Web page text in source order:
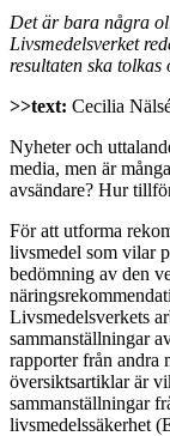
Det är bara några
Livsmedelsverket
resultaten ska
>>text: Cecilia
Nyheter och
media, men är
avsändare? Hur
För att utforma
livsmedel som vilar
bedömning av den
Livsmedelsverkets
sammanställningar
rapporter från andra
översiktsartiklar är
sammanställningar
livsmedelssäkerhet